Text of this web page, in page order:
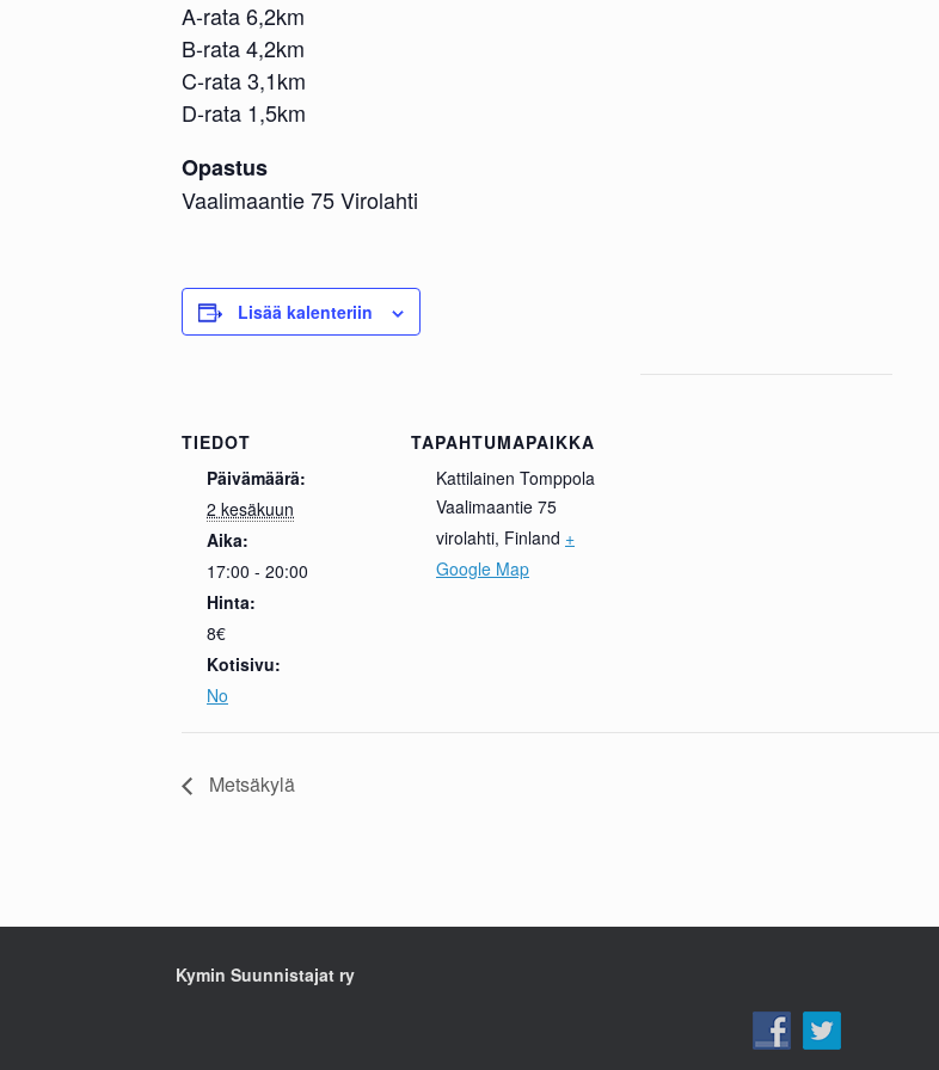
A-rata 6,2km
B-rata 4,2km
C-rata 3,1km
D-rata 1,5km
Opastus
Vaalimaantie 75 Virolahti
Lisää kalenteriin
TIEDOT
Päivämäärä:
2 kesäkuun
Aika:
17:00 - 20:00
Hinta:
8€
Kotisivu:
No
TAPAHTUMAPAIKKA
Kattilainen Tomppola
Vaalimaantie 75
virolahti, Finland +
Google Map
Metsäkylä
Kymin Suunnistajat ry